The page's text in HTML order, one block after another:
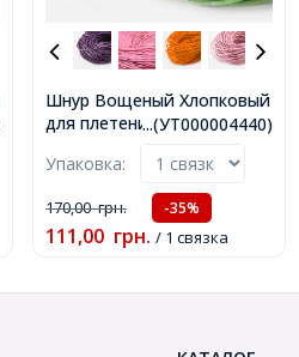
...(УТ000004440)
Шнур Вощеный Хлопковый
для плетения, Макраме и
1.5мм, около 60-65м/
связка, (УТ000004440)
Упаковка:
170,00грн. -35%
111,00 грн. / 1 связка